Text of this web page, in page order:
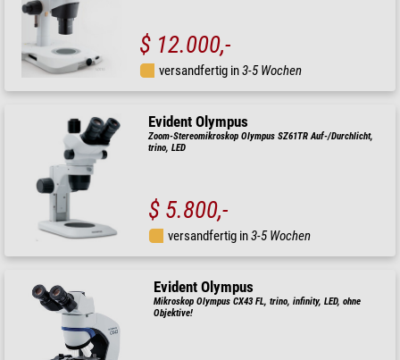
$ 12.000,-
versandfertig in3-5 Wochen
Evident Olympus
Zoom-Stereomikroskop Olympus SZ61TR Auf-/Durchlicht,
trino, LED
$ 5.800,-
versandfertig in3-5 Wochen
Evident Olympus
Mikroskop Olympus CX43 FL, trino, infinity, LED, ohne
Objektive!